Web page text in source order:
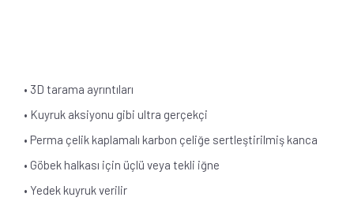
• 3D tarama ayrıntıları
• Kuyruk aksiyonu gibi ultra gerçekçi
• Perma çelik kaplamalı karbon çeliğe sertleştirilmiş kanca
• Göbek halkası için üçlü veya tekli iğne
• Yedek kuyruk verilir